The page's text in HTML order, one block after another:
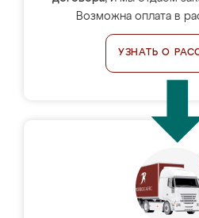
Возможна оплата в
УЗНАТЬ О